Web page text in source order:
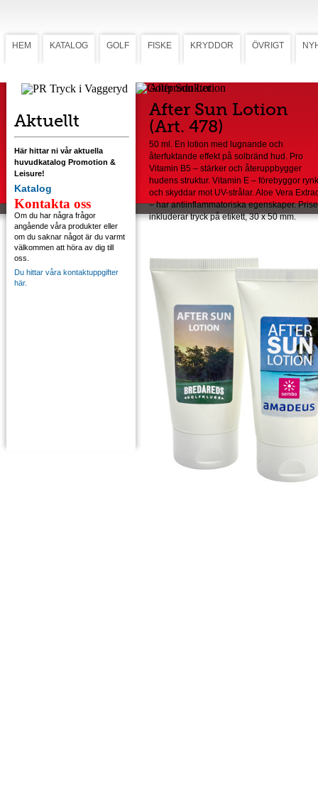
HEM KATALOG GOLF FISKE KRYDDOR ÖVRIGT
Aktuellt
Här hittar ni vår aktuella
huvudkatalog Promotion &
Leisure!
Katalog
Kontakta oss
Om du har några frågor
angående våra produkter eller
om du saknar något är du varmt
välkommen att höra av dig till
oss.
Du hittar våra kontaktuppgifter
här.
After Sun Lotion
After Sun Lotion
(Art. 478)
50 ml. En lotion med lugnande och
återfuktande effekt på solbränd hud. Pro
Vitamin B5 – stärker och återuppbygger
hudens struktur. Vitamin E – förebyggor
och skyddar mot UV-strålar. Aloe Vera
– har antiinflammatoriska egenskaper.
inkluderar tryck på etikett, 30 x 50 mm.